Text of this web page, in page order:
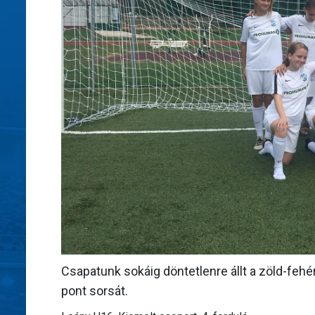
Csapatunk sokáig döntetlenre állt a zöld-
pont sorsát.